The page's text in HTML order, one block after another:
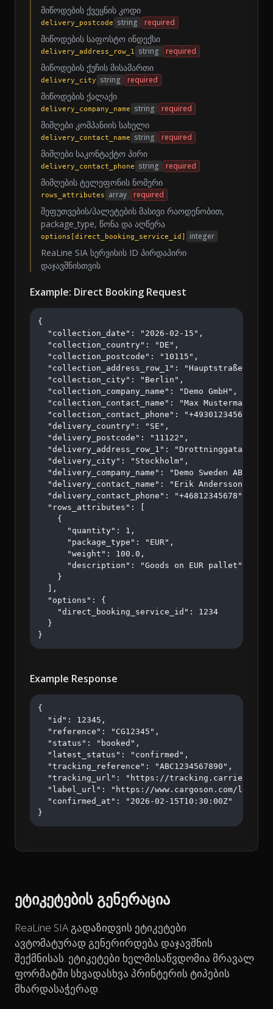
მიწოდების ქვეყნის კოდი
delivery_postcode string required
მიწოდების საფოსტო ინდექსი
delivery_address_row_1 string required
მიწოდების ქუჩის მისამართი
delivery_city string required
მიწოდების ქალაქი
delivery_company_name string required
მიმღები კომპანიის სახელი
delivery_contact_name string required
მიმღები საკონტაქტო პირი
delivery_contact_phone string required
მიმღების ტელეფონის ნომერი
rows_attributes array required
შეფუთვების/პალეტების მასივი რაოდენობით,
package_type, წონა და აღწერა
options[direct_booking_service_id] integer
ReaLine SIA სერვისის ID პირდაპირი
დაჯავშნისთვის
Example: Direct Booking Request
{
  "collection_date": "2026-02-15",
  "collection_country": "DE",
  "collection_postcode": "10115",
  "collection_address_row_1": "Hauptstraße 123",
  "collection_city": "Berlin",
  "collection_company_name": "Demo GmbH",
  "collection_contact_name": "Max Mustermann",
  "collection_contact_phone": "+4930123456",
  "delivery_country": "SE",
  "delivery_postcode": "11122",
  "delivery_address_row_1": "Drottninggatan 45",
  "delivery_city": "Stockholm",
  "delivery_company_name": "Demo Sweden AB",
  "delivery_contact_name": "Erik Andersson",
  "delivery_contact_phone": "+46812345678",
  "rows_attributes": [
    {
      "quantity": 1,
      "package_type": "EUR",
      "weight": 100.0,
      "description": "Goods on EUR pallet"
    }
  ],
  "options": {
    "direct_booking_service_id": 1234
  }
}
Example Response
{
  "id": 12345,
  "reference": "CG12345",
  "status": "booked",
  "latest_status": "confirmed",
  "tracking_reference": "ABC1234567890",
"tracking_url": "https://
"label_url": "https://www.cargoson.com/
  "confirmed_at": "2026-02-15T10:30:00Z"
}
ეტიკეტების გენერაცია
ReaLine SIA გადაზიდვის ეტიკეტები
ავტომატურად გენერირდება დაჯავშნის
შექმნისას. ეტიკეტები ხელმისაწვდომია მრავალ
ფორმატში სხვადასხვა პრინტერის ტიპების
მხარდასაჭერად.